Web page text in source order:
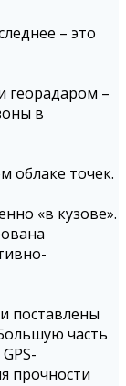
– это
георадаром –
в
облаке точек.
«в кузове».
поставлены
часть
прочности